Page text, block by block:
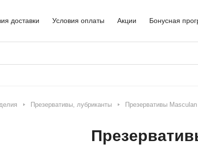
доставки Условия оплаты Акции Бонусная
Презервативы, лубриканты Презервативы